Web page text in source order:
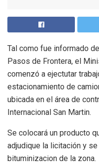
Tal como fue informado
Pasos de Frontera, el
comenzó a ejectutar
estacionamiento de
ubicada en el área de
Internacional San Martin.
Se colocará un producto
adjudique la licitación y
bituminizacion de la zona.